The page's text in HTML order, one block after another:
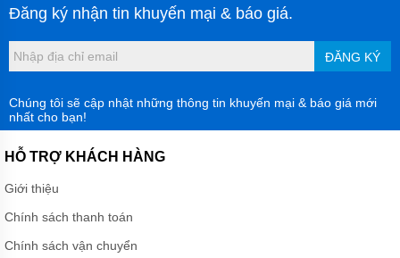
BƠM DÙNG
KHÍ NÉN
BƠM
KHÍ
NÉN
BƠM
KHÍ NÉN
DÙNG
Đăng ký nhận tin khuyến mại & báo giá.
ĐĂNG KÝ
Chúng tôi sẽ cập nhật những thông tin khuyến mại & báo giá mới
nhất cho bạn!
HỖ TRỢ KHÁCH HÀNG
Giới thiệu
Chính sách thanh toán
Chính sách vận chuyển